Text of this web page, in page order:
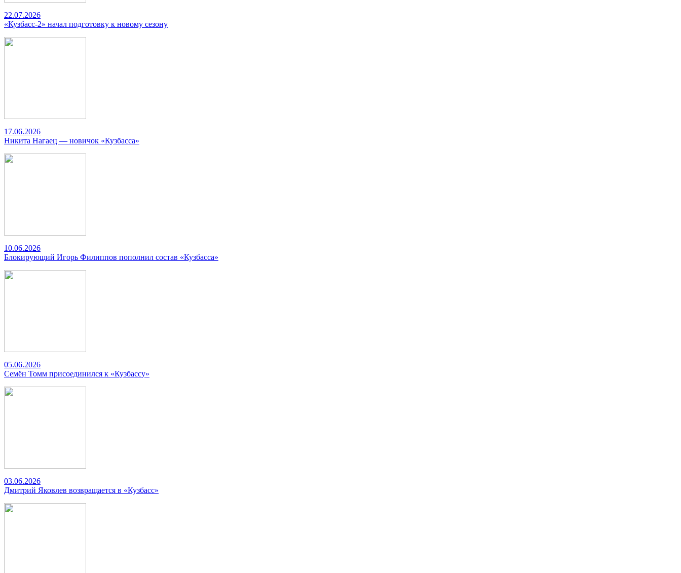
22.07.2026
«Кузбасс-2» начал подготовку к новому сезону
17.06.2026
Никита Нагаец — новичок «Кузбасса»
10.06.2026
Блокирующий Игорь Филиппов пополнил состав «Кузбасса»
05.06.2026
Семён Томм присоединился к «Кузбассу»
03.06.2026
Дмитрий Яковлев возвращается в «Кузбасс»